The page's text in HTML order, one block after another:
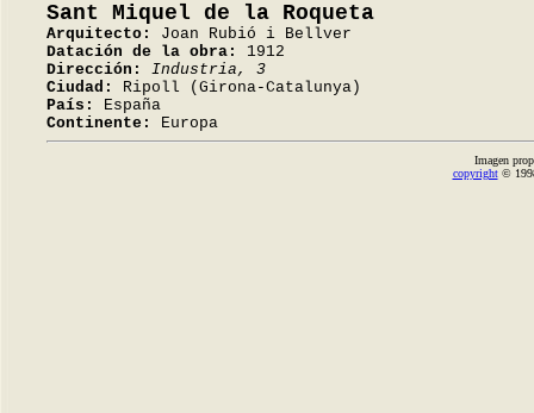
Sant Miquel de la Roqueta
Arquitecto:
Joan Rubió i Bellver
Datación de la obra:
1912
Dirección:
Industria, 3
Ciudad:
Ripoll (Girona-Catalunya)
País:
España
Continente:
Europa
Imagen
copyright©